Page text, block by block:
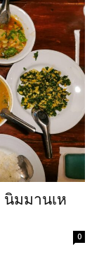
นิมมานเห
0